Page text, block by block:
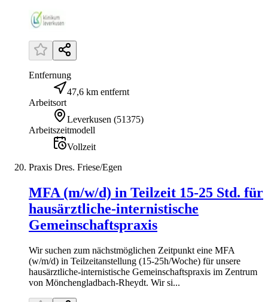
Entfernung
47,6 km entfernt
Arbeitsort
Leverkusen (51375)
Arbeitszeitmodell
Vollzeit
Praxis Dres. Friese/Egen
MFA (m/w/d) in Teilzeit 15-25 Std. für
hausärztliche-internistische
Gemeinschaftspraxis
Wir suchen zum nächstmöglichen Zeitpunkt eine MFA
(w/m/d) in Teilzeitanstellung (15-25h/Woche) für unsere
hausärztliche-internistische Gemeinschaftspraxis im Zentrum
von Mönchengladbach-Rheydt. Wir si...